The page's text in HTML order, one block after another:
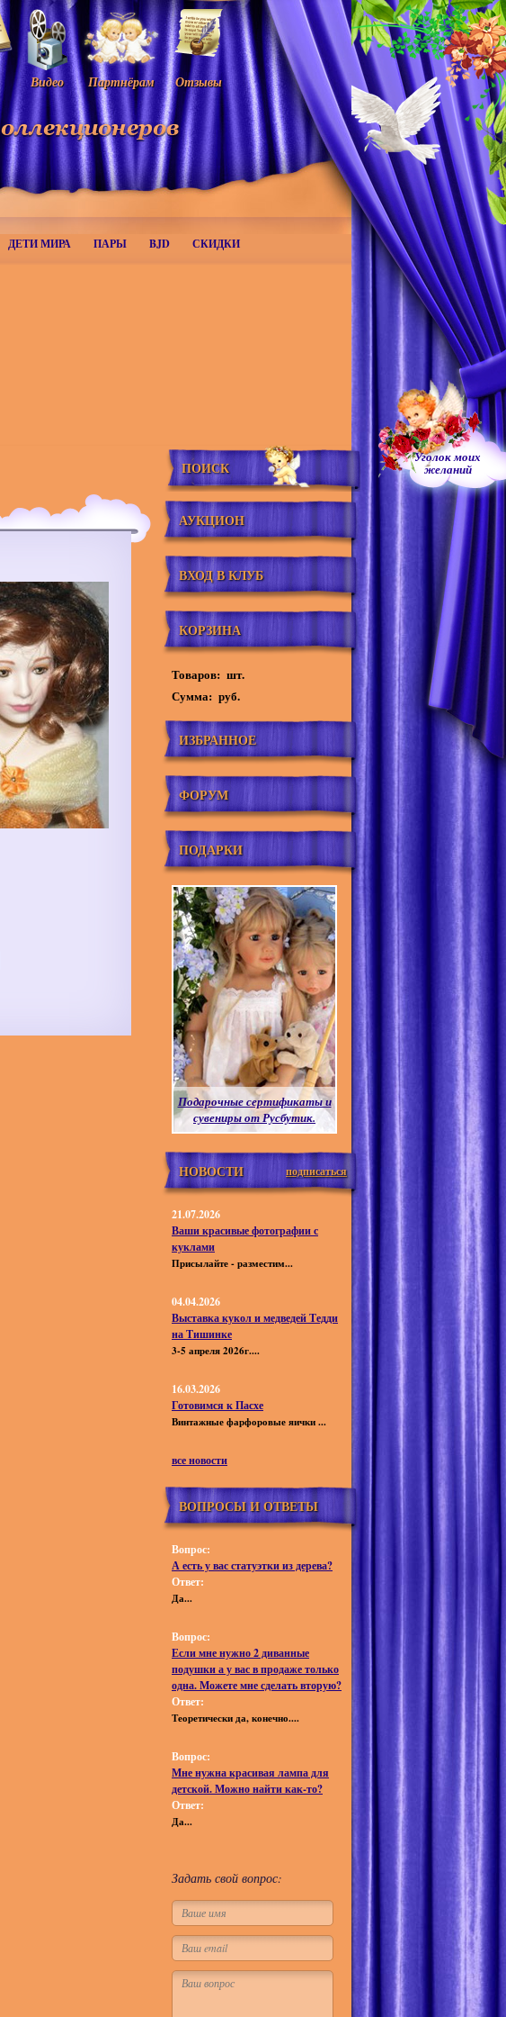
Видео Партнёрам Отзывы
ДЕТИ МИРА ПАРЫ BJD СКИДКИ
Уголок моих
желаний
ПОИСК
АУКЦИОН
ВХОД В КЛУБ
КОРЗИНА
Товаров: шт.
Сумма: руб.
ИЗБРАННОЕ
ФОРУМ
ПОДАРКИ
Подарочные сертификаты и
сувениры от Русбутик.
НОВОСТИ подписаться
21.07.2026
Ваши красивые фотографии с
куклами
Присылайте - разместим...
04.04.2026
Выставка кукол и медведей Тедди
на Тишинке
3-5 апреля 2026г....
16.03.2026
Готовимся к Пасхе
Винтажные фарфоровые яички ...
все новости
ВОПРОСЫ И ОТВЕТЫ
Вопрос:
А есть у вас статуэтки из дерева?
Ответ:
Да...
Вопрос:
Если мне нужно 2 диванные
подушки а у вас в продаже только
одна. Можете мне сделать вторую?
Ответ:
Теоретически да, конечно....
Вопрос:
Мне нужна красивая лампа для
детской. Можно найти как-то?
Ответ:
Да...
Задать свой вопрос: